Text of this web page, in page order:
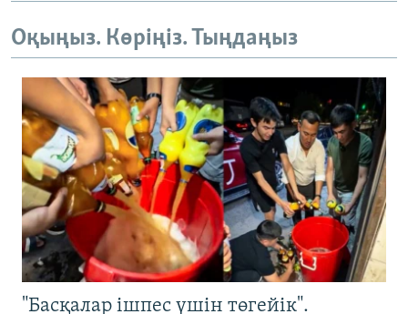
Оқыңыз. Көріңіз. Тыңдаңыз
"Басқалар ішпес үшін төгейік".